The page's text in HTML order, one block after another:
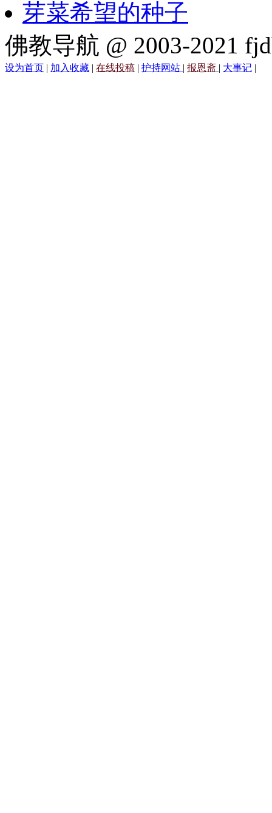
芽菜希望的种子
佛教导航 @ 2003-2021
设为首页 | 加入收藏 | 在线投稿 | 护持网站 | 报恩斋 | 大事记 |